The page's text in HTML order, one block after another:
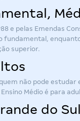
e pelas Emendas
superior.
não pode
Médio é para
do